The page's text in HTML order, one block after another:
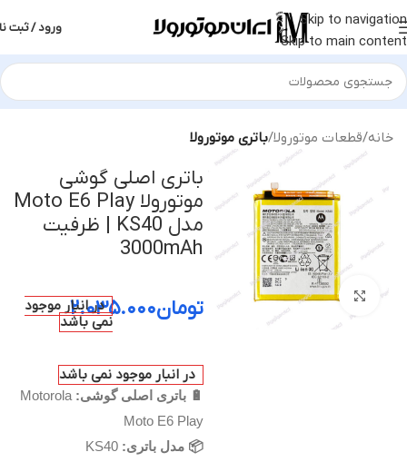
Skip to navigation
Skip to main content
ورود / ثبت
خانه قطعات موتورولا باتری موتورولا
بزرگنمایی تصویر
باتری اصلی گوشی
موتورولا Moto E6 Play
مدل KS40 | ظرفیت
3000mAh
تومان۲.۰۳۵.۰۰۰در انبار موجود
نمی باشد
در انبار موجود نمی باشد
🔋 باتری اصلی گوشی: Motorola
Moto E6 Play
📦 مدل باتری: